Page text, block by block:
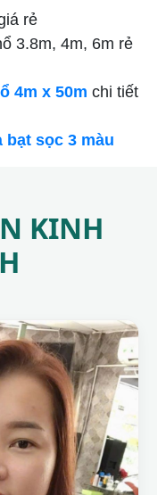
rẻ
3.8m, 4m, 6m rẻ
4m x 50m chi tiết
bạt sọc 3 màu
KINH